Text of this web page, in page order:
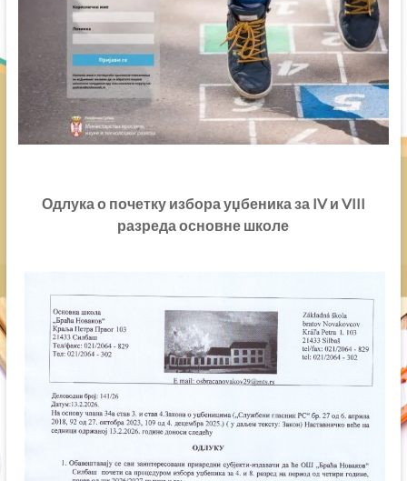
Одлука о почетку избора уџбеника за IV и VIII
разреда основне школе